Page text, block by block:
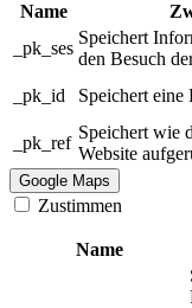
Name
_pk_ses
Speichert
den Besuch
_pk_id Speichert eine
_pk_ref
Speichert wie
Website
Google Maps
Zustimmen
Name